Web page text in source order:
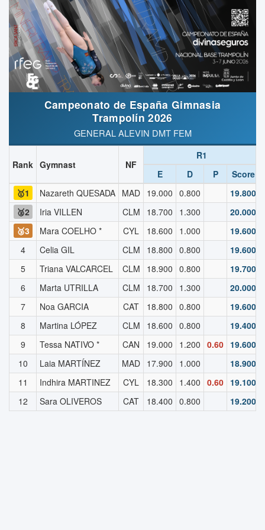
Campeonato de España Gimnasia
Trampolín 2026
GENERAL ALEVIN DMT FEM
Rank Gymnast NF
R1
E
D P
Score
🥇1
Nazareth QUESADA MAD 19.000 0.800 19.800
🥈2
Iria VILLEN CLM 18.700 1.300 20.000
🥉3
Mara COELHO * CYL 18.600 1.000 19.600
4
Celia GIL CLM 18.800 0.800 19.600
5
Triana VALCARCEL CLM 18.900 0.800 19.700
6
Marta UTRILLA CLM 18.700 1.300 20.000
7
Noa GARCIA CAT 18.800 0.800 19.600
8
Martina LÓPEZ CLM 18.600 0.800 19.400
9
Tessa NATIVO * CAN 19.000 1.200 0.60 19.600
10
Laia MARTÍNEZ MAD 17.900 1.000 18.900
11
Indhira MARTINEZ CYL 18.300 1.400 0.60 19.100
12
Sara OLIVEROS CAT 18.400 0.800 19.200